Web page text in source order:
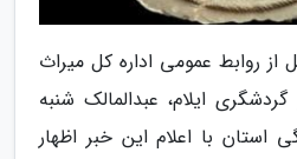
از روابط عمومی اداره کل میراث
ایلام، عبدالمالک شنبه
استان با اعلام این خبر اظهار